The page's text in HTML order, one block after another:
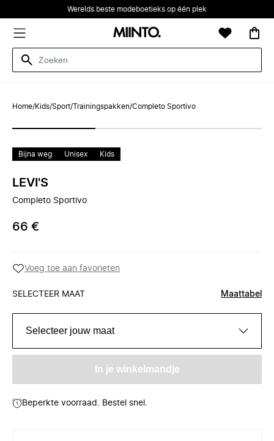
Werelds beste modeboetieks op één plek
Home/Kids/Sport/Trainingspakken/Completo Sportivo
Bijna weg Unisex Kids
LEVI'S
Completo Sportivo
66 €
Voeg toe aan favorieten
SELECTEER MAAT Maattabel
Selecteer jouw maat
In je winkelmandje
Beperkte voorraad. Bestel snel.